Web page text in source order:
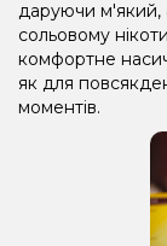
даруючи м'який,
сольовому
комфортне
як для
моментів.